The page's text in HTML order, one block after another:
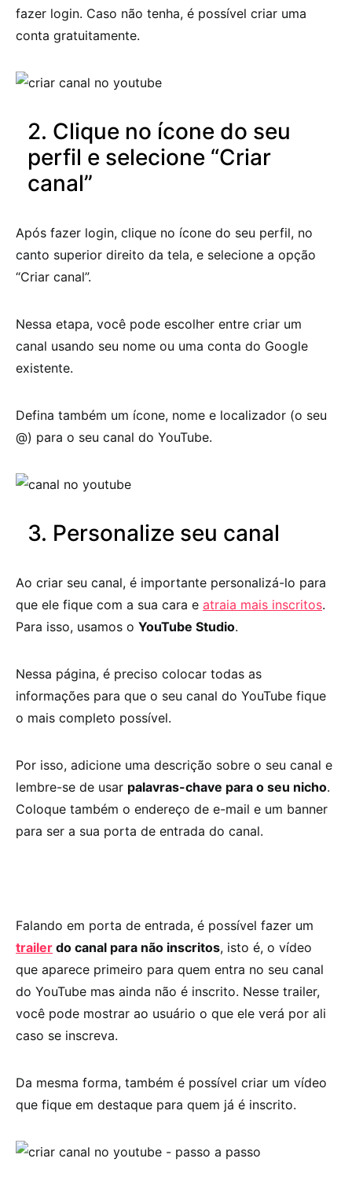
fazer login. Caso não tenha, é possível criar uma
conta gratuitamente.
2. Clique no ícone do seu
perfil e selecione “Criar
canal”
Após fazer login, clique no ícone do seu perfil, no
canto superior direito da tela, e selecione a opção
“Criar canal”.
Nessa etapa, você pode escolher entre criar um
canal usando seu nome ou uma conta do Google
existente.
Defina também um ícone, nome e localizador (o seu
@) para o seu canal do YouTube.
3. Personalize seu canal
Ao criar seu canal, é importante personalizá-lo para
que ele fique com a sua cara e atraia mais inscritos.
Para isso, usamos o YouTube Studio.
Nessa página, é preciso colocar todas as
informações para que o seu canal do YouTube fique
o mais completo possível.
Por isso, adicione uma descrição sobre o seu canal e
lembre-se de usar palavras-chave para o seu nicho.
Coloque também o endereço de e-mail e um banner
para ser a sua porta de entrada do canal.
Falando em porta de entrada, é possível fazer um
trailer do canal para não inscritos, isto é, o vídeo
que aparece primeiro para quem entra no seu canal
do YouTube mas ainda não é inscrito. Nesse trailer,
você pode mostrar ao usuário o que ele verá por ali
caso se inscreva.
Da mesma forma, também é possível criar um vídeo
que fique em destaque para quem já é inscrito.